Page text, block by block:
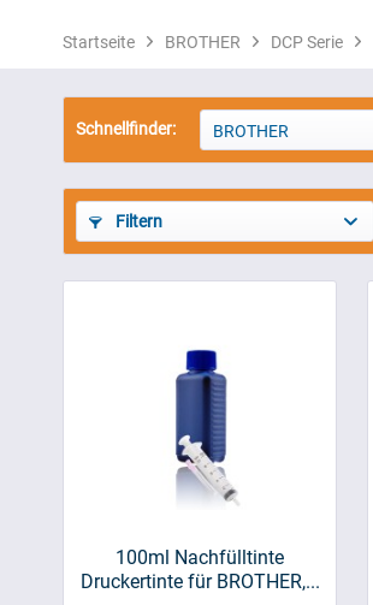
Startseite BROTHER DCP Serie
Schnellfinder: BROTHER
Filtern
100ml Nachfülltinte
Druckertinte für BROTHER,...